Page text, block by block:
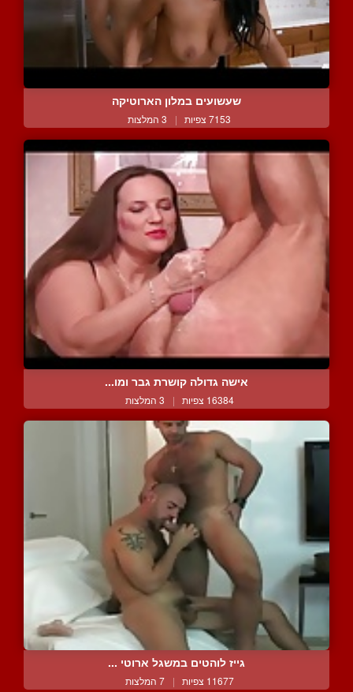
שעשועים במלון הארוטיקה
7153 צפיות | 3 המלצות
אישה גדולה קושרת גבר ומו...
16384 צפיות | 3 המלצות
גייז לוהטים במשגל ארוטי ...
11677 צפיות | 7 המלצות